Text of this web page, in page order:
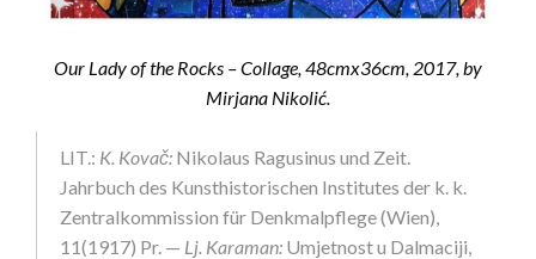
Our Lady of the Rocks – Collage, 48cmx36cm, 2017, by
Mirjana Nikolić.
LIT.: K. Kovač: Nikolaus Ragusinus und Zeit.
Jahrbuch des Kunsthistorischen Institutes der k. k.
Zentralkommission für Denkmalpflege (Wien),
11(1917) Pr. — Lj. Karaman: Umjetnost u Dalmaciji,